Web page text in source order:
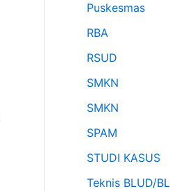
Puskesmas
RBA
RSUD
SMKN
SMKN
SPAM
STUDI KASUS
Teknis BLUD/